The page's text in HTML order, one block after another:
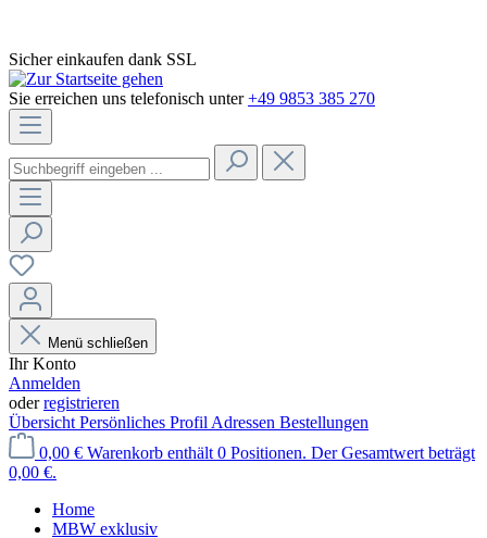
Sicher einkaufen dank SSL
Sie erreichen uns telefonisch unter +49 9853 385 270
Menü schließen
Ihr Konto
Anmelden
oderregistrieren
Übersicht Persönliches Profil Adressen Bestellungen
0,00 € Warenkorb enthält 0 Positionen. Der Gesamtwert beträgt
0,00 €.
Home
MBW exklusiv